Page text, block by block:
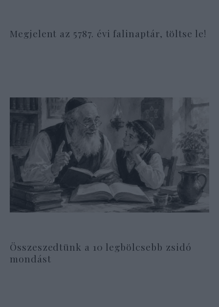
Megjelent az 5787. évi falinaptár, töltse le!
Összeszedtünk a 10 legbölcsebb zsidó
mondást